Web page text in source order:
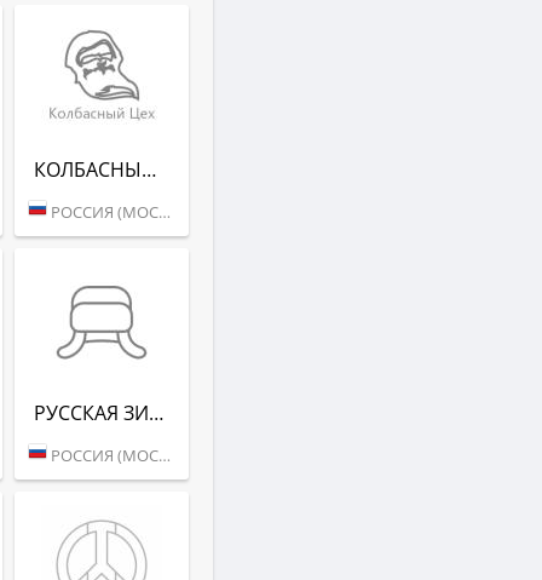
КОЛБАСНЫЙ ЦЕХ (РАДИО РЕКОРД)
РОССИЯ (МОСКВА)
РУССКАЯ ЗИМА (РАДИО РЕКОРД)
РОССИЯ (МОСКВА)